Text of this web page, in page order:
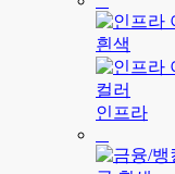
인프라